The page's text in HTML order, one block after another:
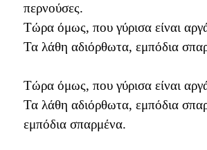
περνούσες.
Τώρα όμως, που γύρισα είναι
Τα λάθη αδιόρθωτα, εμπόδια
Τώρα όμως, που γύρισα είναι
Τα λάθη αδιόρθωτα, εμπόδια
εμπόδια σπαρμένα.